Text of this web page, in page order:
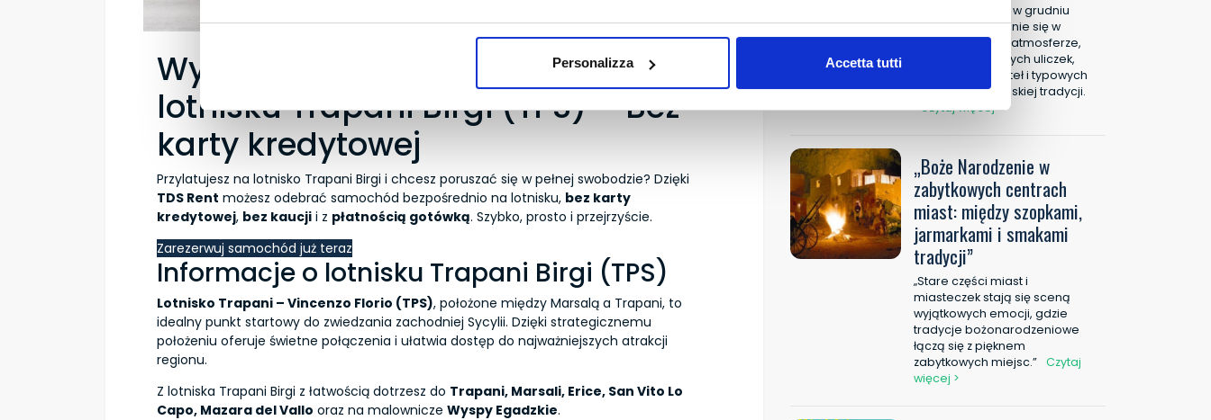
Personalizza Accetta tutti
Wynajem samochodów na
lotnisku Trapani Birgi (TPS) – Bez
karty kredytowej
Przylatujesz na lotnisko Trapani Birgi i chcesz poruszać się w pełnej swobodzie? Dzięki
TDS Rent możesz odebrać samochód bezpośrednio na lotnisku, bez karty
kredytowej, bez kaucji i z płatnością gotówką. Szybko, prosto i przejrzyście.
Zarezerwuj samochód już teraz
Informacje o lotnisku Trapani Birgi (TPS)
Lotnisko Trapani – Vincenzo Florio (TPS), położone między Marsalą a Trapani, to
idealny punkt startowy do zwiedzania zachodniej Sycylii. Dzięki strategicznemu
położeniu oferuje świetne połączenia i ułatwia dostęp do najważniejszych atrakcji
regionu.
Z lotniska Trapani Birgi z łatwością dotrzesz do Trapani, Marsali, Erice, San Vito Lo
Capo, Mazara del Vallo oraz na malownicze Wyspy Egadzkie.
Zwiedzanie Erice w grudniu
oznacza zanurzenie się w
ponadczasowej atmosferze,
wśród brukowanych uliczek,
delikatnych świateł i typowych
zapachów sycylijskiej tradycji.
Czytaj więcej >
„Boże Narodzenie w
zabytkowych centrach
miast: między szopkami,
jarmarkami i smakami
tradycji”
„Stare części miast i
miasteczek stają się sceną
wyjątkowych emocji, gdzie
tradycje bożonarodzeniowe
łączą się z pięknem
zabytkowych miejsc.” Czytaj
więcej >